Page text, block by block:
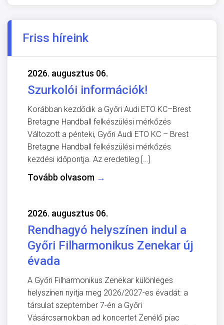
Friss híreink
2026. augusztus 06.
Szurkolói információk!
Korábban kezdődik a Győri Audi ETO KC–Brest
Bretagne Handball felkészülési mérkőzés
Változott a pénteki, Győri Audi ETO KC – Brest
Bretagne Handball felkészülési mérkőzés
kezdési időpontja. Az eredetileg […]
Tovább olvasom →
2026. augusztus 06.
Rendhagyó helyszínen indul a
Győri Filharmonikus Zenekar új
évada
A Győri Filharmonikus Zenekar különleges
helyszínen nyitja meg 2026/2027-es évadát: a
társulat szeptember 7-én a Győri
Vásárcsarnokban ad koncertet Zenélő piac